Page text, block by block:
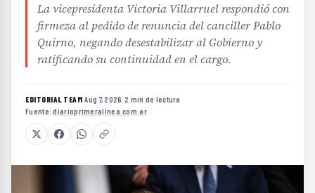
La vicepresidenta Victoria Villarruel respondió con
firmeza al pedido de renuncia del canciller Pablo
Quirno, negando desestabilizar al Gobierno y
ratificando su continuidad en el cargo.
EDITORIAL TEAM·Aug 7, 2026 ·2 min de lectura ·
Fuente:diarioprimeralinea.com.ar